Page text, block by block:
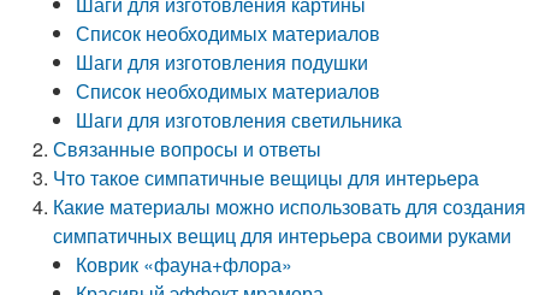
Список необходимых материалов
Шаги для изготовления подушки
Список необходимых материалов
Шаги для изготовления светильника
Связанные вопросы и ответы
Что такое симпатичные вещицы для интерьера
Какие материалы можно использовать для создания
симпатичных вещиц для интерьера своими руками
Коврик «фауна+флора»